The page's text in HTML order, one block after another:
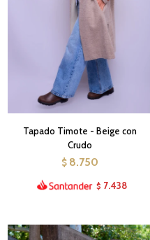
Tapado Timote - Beige con
Crudo
$ 8.750
$ 7.438